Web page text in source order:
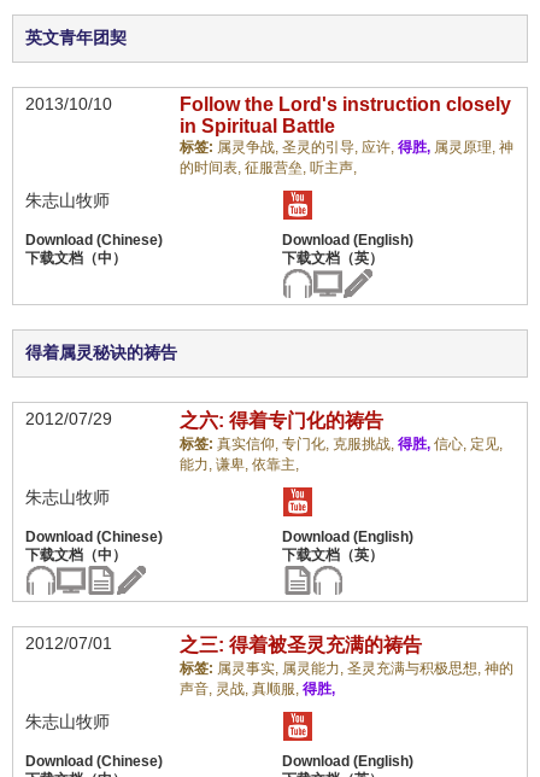
英文青年团契
2013/10/10
Follow the Lord's instruction closely
in Spiritual Battle
标签: 属灵争战, 圣灵的引导, 应许, 得胜, 属灵原理, 神
的时间表, 征服营垒, 听主声,
朱志山牧师
得着属灵秘诀的祷告
2012/07/29 之六: 得着专门化的祷告
标签: 真实信仰, 专门化, 克服挑战, 得胜, 信心, 定见,
能力, 谦卑, 依靠主,
朱志山牧师
2012/07/01 之三: 得着被圣灵充满的祷告
标签: 属灵事实, 属灵能力, 圣灵充满与积极思想, 神的
声音, 灵战, 真顺服, 得胜,
朱志山牧师